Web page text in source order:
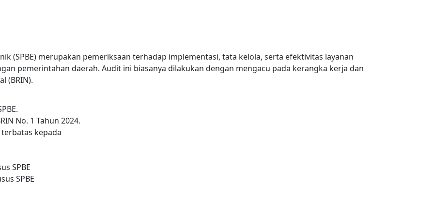
(SPBE) merupakan pemeriksaan terhadap implementasi, tata kelola, serta efektivitas layanan
pemerintahan daerah. Audit ini biasanya dilakukan dengan mengacu pada kerangka kerja dan
(BRIN).
No. 1 Tahun 2024.
kepada
SPBE
SPBE